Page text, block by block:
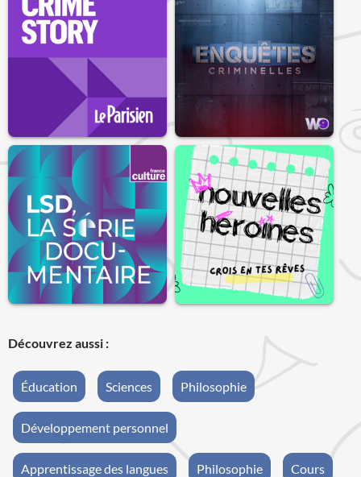
Découvrez aussi :
Éducation Sciences Philosophie
Développement personnel
Apprentissage des langues Philosophie Cours